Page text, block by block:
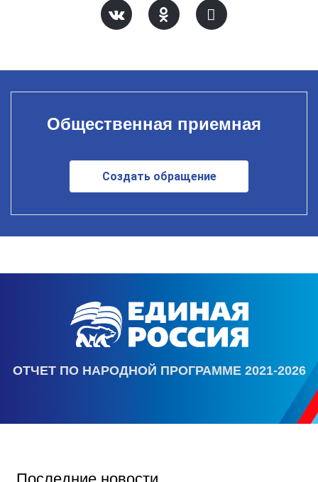
Общественная приемная
Создать обращение
ОТЧЕТ ПО НАРОДНОЙ ПРОГРАММЕ 2021-2026